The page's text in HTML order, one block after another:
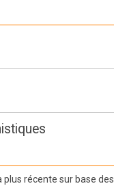
récente sur base des